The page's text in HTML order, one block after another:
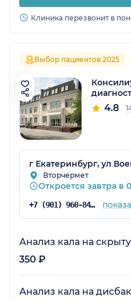
Клиника перезвонит в
Выбор пациентов 2025
4.8
г Екатеринбург, ул
Вторчермет
Откроется завтра в
+7 (901) 960-84-19
Анализ кала на
350 ₽
Анализ кала на